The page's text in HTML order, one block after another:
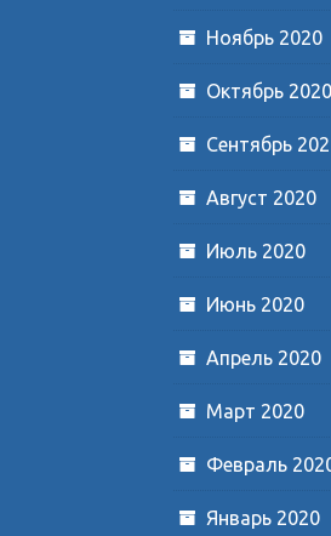
Ноябрь 2020
Октябрь 2020
Сентябрь
Август 2020
Июль 2020
Июнь 2020
Апрель 2020
Март 2020
Февраль
Январь 2020